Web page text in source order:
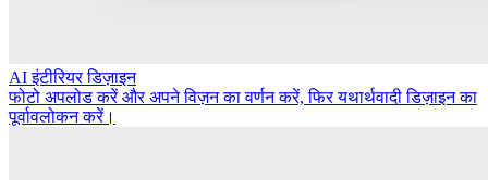
AI इंटीरियर डिज़ाइन
फोटो अपलोड करें और अपने विज़न का वर्णन करें, फिर यथार्थवादी डिज़ाइन का
पूर्वावलोकन करें।